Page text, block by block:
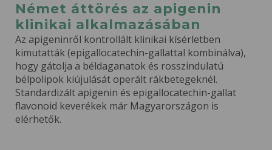
Német áttörés az apigenin
klinikai alkalmazásában
Az apigeninről kontrollált klinikai kísérletben
kimutatták (epigallocatechin-gallattal kombinálva),
hogy gátolja a béldaganatok és rosszindulatú
bélpolipok kiújulását operált rákbetegeknél.
Standardizált apigenin és epigallocatechin-gallat
flavonoid keverékek már Magyarországon is
elérhetők.